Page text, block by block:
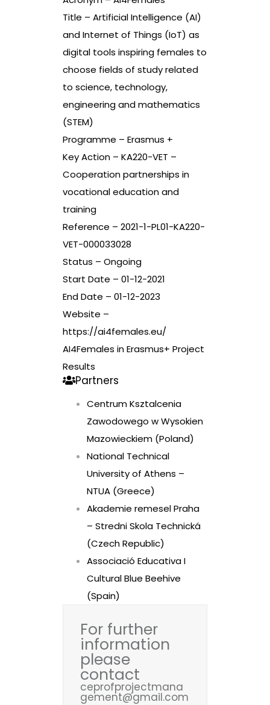
Title – Artificial Intelligence (AI)
and Internet of Things (IoT) as
digital tools inspiring females to
choose fields of study related
to science, technology,
engineering and mathematics
(STEM)
Programme – Erasmus +
Key Action – KA220-VET –
Cooperation partnerships in
vocational education and
training
Reference – 2021-1-PL01-KA220-
VET-000033028
Status – Ongoing
Start Date – 01-12-2021
End Date – 01-12-2023
Website –
https://ai4females.eu/
AI4Females in Erasmus+ Project
Results
Partners
Centrum Ksztalcenia
Zawodowego w Wysokien
Mazowieckiem (Poland)
National Technical
University of Athens –
NTUA (Greece)
Akademie remesel Praha
– Stredni Skola Technická
(Czech Republic)
Associació Educativa I
Cultural Blue Beehive
(Spain)
For further
information
please
contact
ceprofprojectmana
gement@gmail.com